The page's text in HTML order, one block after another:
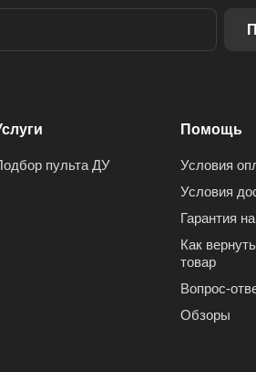
пульта ДУ
Помощь
Условия
Условия
Гарантия
Как
товар
Вопрос-
Обзоры